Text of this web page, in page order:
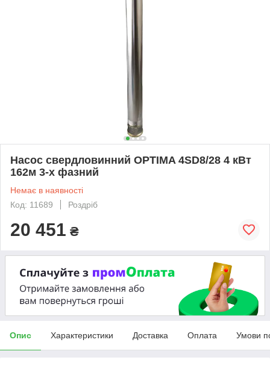
Насос свердловинний OPTIMA 4SD8/28 4 кВт
162м 3-х фазний
Немає в наявності
Код: 11689
Роздріб
20 451 ₴
Опис Характеристики Доставка Оплата Умови